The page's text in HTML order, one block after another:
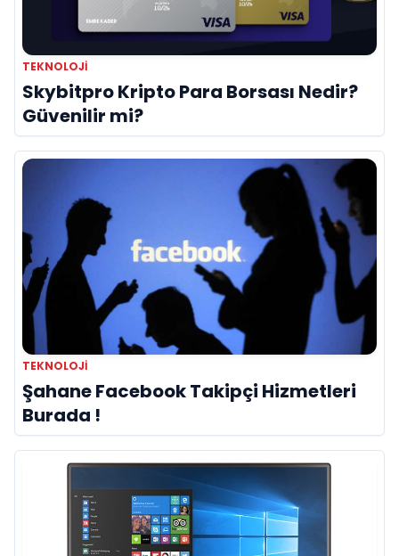
TEKNOLOJI
Skybitpro Kripto Para Borsası Nedir?
Güvenilir mi?
TEKNOLOJI
Şahane Facebook Takipçi Hizmetleri
Burada !